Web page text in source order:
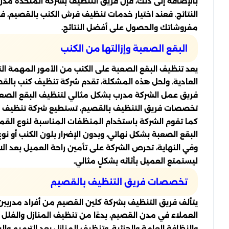
النتائج. فعند اختيار خدمات تنظيف فرش الكنب
مفروشاتك والحصول على أفضل النتائج.
البقع الصعبة وإزالتها من الكنب
يعد تنظيف البقع الصعبة على الكنب من الأمور المهمة
العادية. ولحل هذه المشكلة، تقدم شركة تنظيف كنب
فريق عمل الشركة مدرب بشكل مثالي لتنظيف البقع
تخصصات فريق التنظيف بالقصيم، تستطيع شركة تنظيف
كما تقوم الشركة باستخدام المنظفات المناسبة لنوع
البقع الصعبة بشكل نهائي، وبدون الإضرار بلون الكنب
وفي النهاية، تحرص الشركة على تأمين راحة العميل بعد
ليستمتع العميل بأثاثه بشكلٍ مثالي.
تخصصات فريق التنظيف بالقصيم
يتألف فريق التنظيف بشركة كلين القصيم من أفراد
العملاء في مدن القصيم، بدءًا من تنظيف المنازل